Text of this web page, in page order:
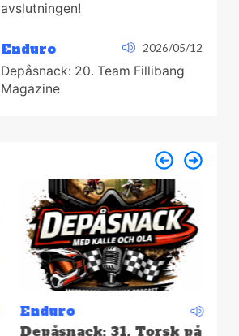
avslutningen!
Enduro 2026/05/12
Depåsnack: 20. Team Fillibang
Magazine
Enduro
Depåsnack: 31. Torsk på